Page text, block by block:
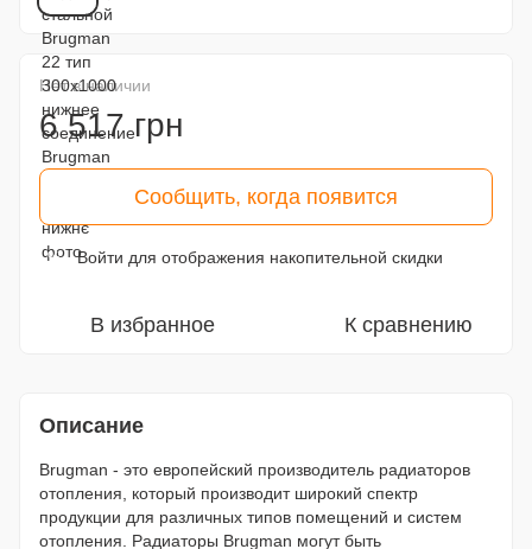
Нет в наличии
6 517 грн
Сообщить, когда появится
% Войти для отображения накопительной скидки
В избранное К сравнению
Описание
Brugman - это европейский производитель радиаторов
отопления, который производит широкий спектр
продукции для различных типов помещений и систем
отопления. Радиаторы Brugman могут быть